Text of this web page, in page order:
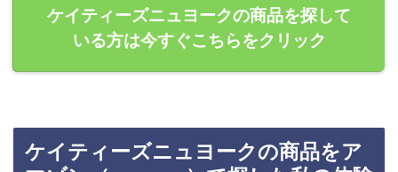
ケイティーズニュヨークの商品を探して
いる方は今すぐこちらをクリック
ケイティーズニュヨークの商品をア